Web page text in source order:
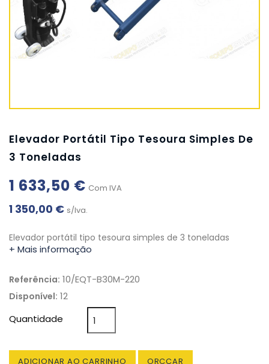
Elevador Portátil Tipo Tesoura Simples De
3 Toneladas
1 633,50 € Com IVA
1 350,00 € s/Iva.
Elevador portátil tipo tesoura simples de 3 toneladas
+ Mais informação
Referência: 10/EQT-B30M-220
Disponível: 12
Quantidade
ADICIONAR AO CARRINHO ORCÇAR